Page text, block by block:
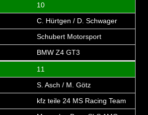
10
C. Hürtgen / D. Schwager
Schubert Motorsport
BMW Z4 GT3
11
S. Asch / M. Götz
kfz teile 24 MS Racing Team